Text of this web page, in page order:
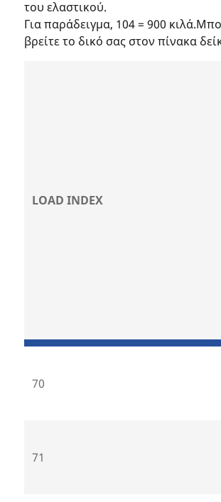
του ελαστικού.
Για παράδειγμα, 104 = 900
βρείτε το δικό σας στον πίνακα
LOAD INDEX
70
71